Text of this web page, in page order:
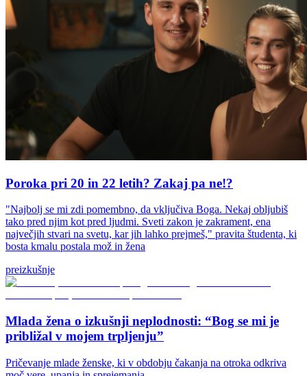
Poroka pri 20 in 22 letih? Zakaj pa ne!?
"Najbolj se mi zdi pomembno, da vključiva Boga. Nekaj obljubiš
tako pred njim kot pred ljudmi. Sveti zakon je zakrament, ena
največjih stvari na svetu, kar jih lahko prejmeš," pravita študenta, ki
bosta kmalu postala mož in žena
preizkušnje
Mlada žena o izkušnji neplodnosti: “Bog se mi je
približal v mojem trpljenju”
Pričevanje mlade ženske, ki v obdobju čakanja na otroka odkriva